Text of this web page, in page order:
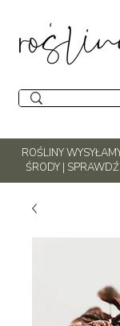
ROŚLINY
ŚRODY | SPRAWDŹ